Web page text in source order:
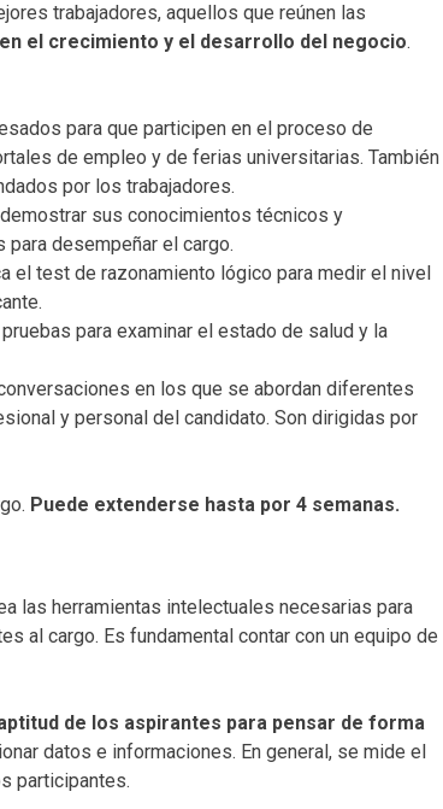
trabajadores, aquellos que reúnen las
el crecimiento y el desarrollo del negocio.
para que participen en el proceso de
de empleo y de ferias universitarias. También
por los trabajadores.
sus conocimientos técnicos y
desempeñar el cargo.
el test de razonamiento lógico para medir el nivel
para examinar el estado de salud y la
en los que se abordan diferentes
y personal del candidato. Son dirigidas por
Puede extenderse hasta por 4 semanas.
las herramientas intelectuales necesarias para
al cargo. Es fundamental contar con un equipo de
de los aspirantes para pensar de forma
datos e informaciones. En general, se mide el
participantes.